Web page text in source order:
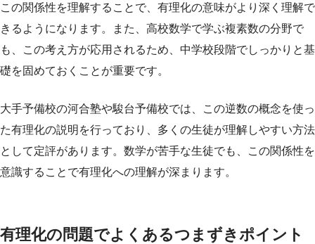
この関係性を理解することで、有理化の意味がより深く理解で
きるようになります。また、高校数学で学ぶ複素数の分野で
も、この考え方が応用されるため、中学校段階でしっかりと基
礎を固めておくことが重要です。
大手予備校の河合塾や駿台予備校では、この逆数の概念を使っ
た有理化の説明を行っており、多くの生徒が理解しやすい方法
として定評があります。数学が苦手な生徒でも、この関係性を
意識することで有理化への理解が深まります。
有理化の問題でよくあるつまずきポイント